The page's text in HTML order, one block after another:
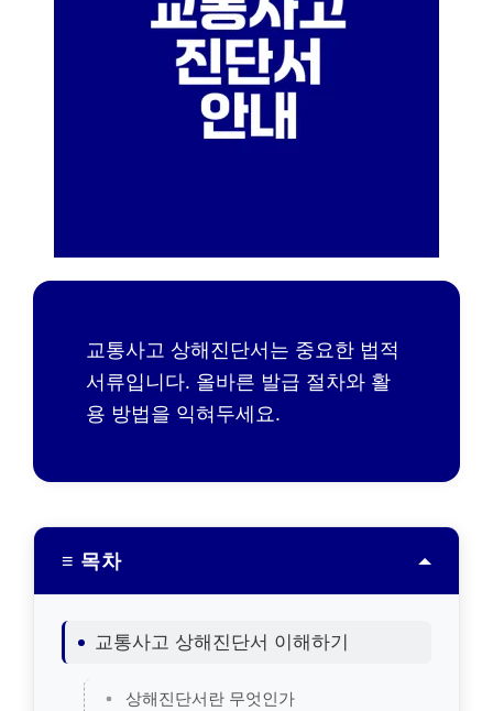
교통사고 상해진단서는 중요한 법적
서류입니다. 올바른 발급 절차와 활
용 방법을 익혀두세요.
≡ 목차
교통사고 상해진단서 이해하기
상해진단서란 무엇인가